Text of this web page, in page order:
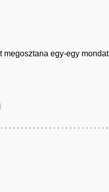
megosztana egy-egy